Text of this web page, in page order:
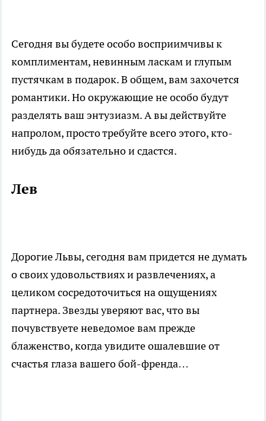
Сегодня вы будете особо восприимчивы к
комплиментам, невинным ласкам и глупым
пустячкам в подарок. В общем, вам захочется
романтики. Но окружающие не особо будут
разделять ваш энтузиазм. А вы действуйте
напролом, просто требуйте всего этого, кто-
нибудь да обязательно и сдастся.
Лев
Дорогие Львы, сегодня вам придется не думать
о своих удовольствиях и развлечениях, а
целиком сосредоточиться на ощущениях
партнера. Звезды уверяют вас, что вы
почувствуете неведомое вам прежде
блаженство, когда увидите ошалевшие от
счастья глаза вашего бой-френда…